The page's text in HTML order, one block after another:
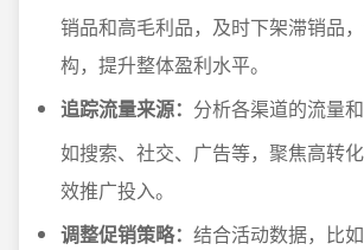
销品和高毛利品，及时下架滞销品
构，提升整体盈利水平。
追踪流量来源： 分析各渠道的流量
如搜索、社交、广告等，聚焦高转
效推广投入。
调整促销策略： 结合活动数据，比